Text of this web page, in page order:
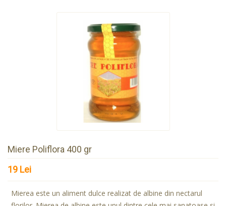
Miere Poliflora 400 gr
19 Lei
Mierea este un aliment dulce realizat de albine din nectarul